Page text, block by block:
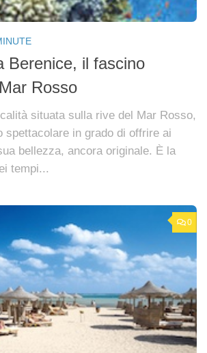
Berenice, il fascino
Rosso
situata sulla rive del Mar Rosso,
spettacolare in grado di offrire ai
bellezza, ancora originale. È la
tempi...
0